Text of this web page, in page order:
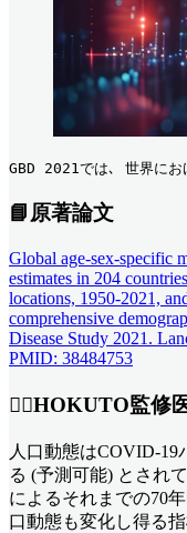
GBD 2021では､ 世界にお
📘原著論文
Global age-sex-specific
estimates in 204
locations, 1950-2021,
comprehensive
Disease Study 2021.
PMID: 38484753
👨‍⚕️HOKUTO監修
人口動態はCOVID-
る (予測可能) とされ
によるそれまでの70
口動態も変化し得る